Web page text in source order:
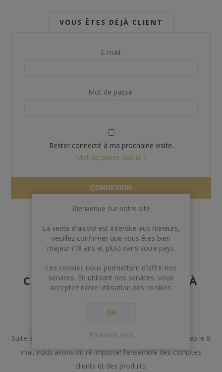
VOUS ÊTES DÉJÀ CLIENT
E-mail:
Mot de passe:
Rester connecté à ma prochaine visite.
Mot de passe oublié ?
CONNEXION
AVERTISSEMENT AUX
CLIENTS POSSÉDANT DÉJÀ
UN COMPTE
Suite à un incident lors de la mise à jour de notre site web le 8
mai, nous avons dû ré importer l’ensemble des comptes
clients et des produits.
Bienvenue sur notre site
La vente d'alcool est interdite aux mineurs,
veuillez confirmer que vous êtes bien
majeur (18 ans et plus) dans votre pays.
Les cookies nous permettent d'offrir nos
services. En utilisant nos services, vous
acceptez notre utilisation des cookies.
OK
En savoir plus